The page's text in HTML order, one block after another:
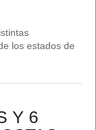
los estados de
Y 6